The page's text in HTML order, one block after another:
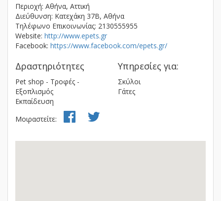
Περιοχή: Αθήνα, Αττική
Διεύθυνση: Κατεχάκη 37Β, Αθήνα
Τηλέφωνο Επικοινωνίας: 2130555955
Website: http://www.epets.gr
Facebook: https://www.facebook.com/epets.gr/
Δραστηριότητες
Pet shop - Τροφές -
Εξοπλισμός
Εκπαίδευση
Υπηρεσίες για:
Σκύλοι
Γάτες
Μοιραστείτε: